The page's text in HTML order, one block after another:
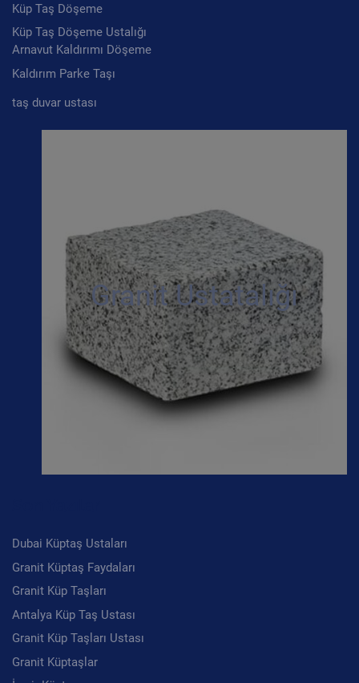
Küp Taş Döşeme
Küp Taş Döşeme Ustalığı
Arnavut Kaldırımı Döşeme
Kaldırım Parke Taşı
taş duvar ustası
Granit Ustatalığı
Dubai Küptaş Ustaları
Granit Küptaş Faydaları
Granit Küp Taşları
Antalya Küp Taş Ustası
Granit Küp Taşları Ustası
Granit Küptaşlar